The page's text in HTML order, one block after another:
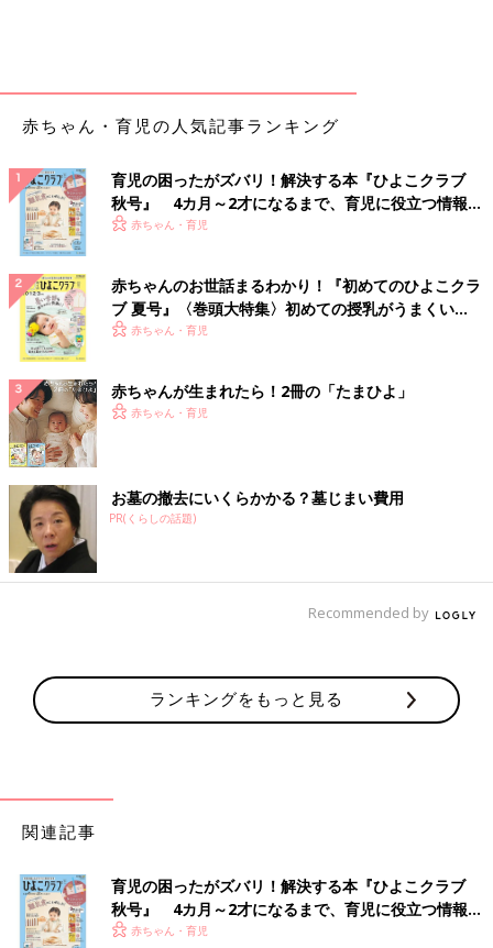
赤ちゃん・育児の人気記事ランキング
育児の困ったがズバリ！解決する本『ひよこクラブ
秋号』 4カ月～2才になるまで、育児に役立つ情報が
いっぱい！
赤ちゃん・育児
赤ちゃんのお世話まるわかり！『初めてのひよこクラ
ブ 夏号』〈巻頭大特集〉初めての授乳がうまくい
く！ おっぱい・ミルクの基本と夏のトラブル 解決テ
赤ちゃん・育児
赤ちゃんが生まれたら！2冊の「たまひよ」
赤ちゃん・育児
お墓の撤去にいくらかかる？墓じまい費用
PR(くらしの話題)
Recommended by
ランキングをもっと見る
関連記事
育児の困ったがズバリ！解決する本『ひよこクラブ
秋号』 4カ月～2才になるまで、育児に役立つ情報が
いっぱい！
赤ちゃん・育児